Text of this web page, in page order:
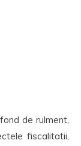
de rulment,
fiscalitatii,